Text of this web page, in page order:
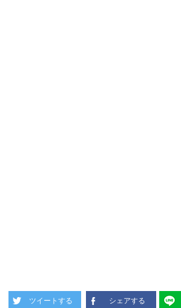
ツイートする シェアする